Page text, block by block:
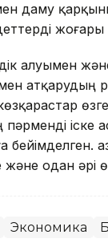
даму
алуымен
атқарудың
көзқарастар
іске
одан әрі
Экономика